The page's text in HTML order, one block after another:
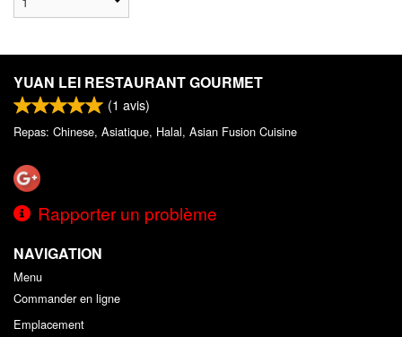
YUAN LEI RESTAURANT GOURMET
(1 avis)
Repas: Chinese, Asiatique, Halal, Asian Fusion Cuisine
Rapporter un problème
NAVIGATION
Menu
Commander en ligne
Emplacement